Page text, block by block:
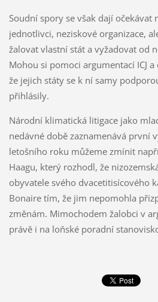
Soudní spory se však dají
jednotlivci, neziskové organizace,
žalovat vlastní stát a vyžadovat od
Mohou si pomoci argumentací ICJ
že jejich státy se k ní samy
přihlásily.
Národní klimatická litigace jako
nedávné době zaznamenává první
letošního roku můžeme zmínit
Haagu, který rozhodl, že
obyvatele svého dvacetitisícového
Bonaire tím, že jim nepomohla
změnám. Mimochodem žalobci v
právě i na loňské poradní